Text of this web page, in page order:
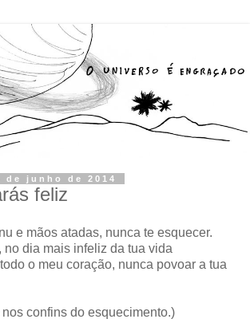
junho de 2014
feliz
e mãos atadas, nunca te esquecer.
no dia mais infeliz da tua vida
o meu coração, nunca povoar a tua
confins do esquecimento.)